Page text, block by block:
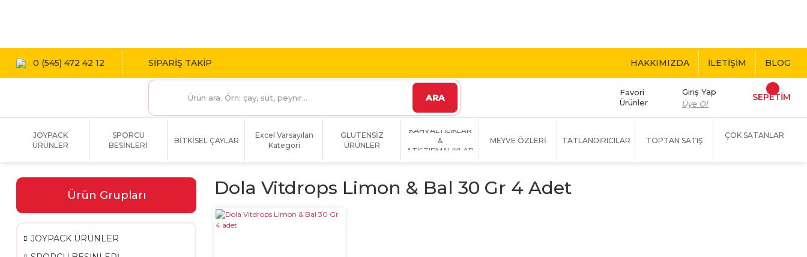
0 (545) 472 42 12 SİPARİŞ TAKİP HAKKIMIZDA İLETİŞİM BLOG
ARA
Favori
Ürünler
Giriş Yap
Üye Ol
SEPETİM
JOYPACK
ÜRÜNLER
SPORCU
BESİNLERİ
BİTKİSEL ÇAYLAR
Excel Varsayılan
Kategori
GLUTENSİZ
ÜRÜNLER
KAHVALTILIKLAR
&
ATIŞTIRMALIKLAR
MEYVE ÖZLERİ TATLANDIRICILAR TOPTAN SATIŞ
ÇOK SATANLAR
Ürün Grupları
JOYPACK ÜRÜNLER
Dola Vitdrops Limon & Bal 30 Gr 4 Adet